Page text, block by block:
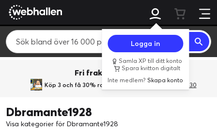
Logga in
Samla XP till ditt konto
Spara kvitton digitalt
Inte medlem?Skapa konto
Fri frakt över 800 kr.
Köp 3 och få 30% rabatt med rabattkoden 3Gives30
Dbramante1928
Visa kategorier för Dbramante1928